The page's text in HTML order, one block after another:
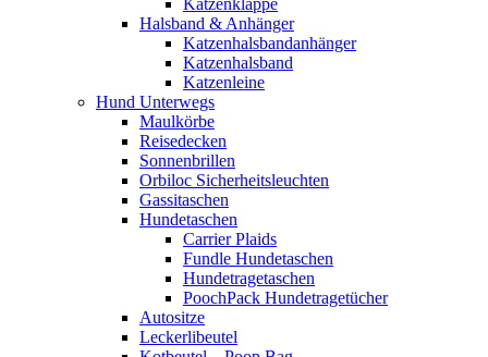
Katzenklappe
Halsband & Anhänger
Katzenhalsbandanhänger
Katzenhalsband
Katzenleine
Hund Unterwegs
Maulkörbe
Reisedecken
Sonnenbrillen
Orbiloc Sicherheitsleuchten
Gassitaschen
Hundetaschen
Carrier Plaids
Fundle Hundetaschen
Hundetragetaschen
PoochPack Hundetragetücher
Autositze
Leckerlibeutel